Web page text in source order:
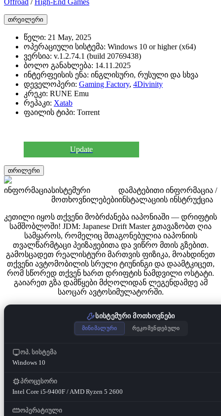
თრეილერი
წელი: 21 May, 2025
ოპერაციული სისტემა: Windows 10 or higher (x64)
ვერსია: v.1.2.74.1 (build 20769438)
ბოლო განახლება: 14.11.2025
ინტერფეისის ენა: ინგლისური, რუსული და სხვა
დეველოპერი: Gaming Factory, 4Divinity
კრეკი: RUNE Emu
რეპაკი: Xatab
ფაილის ტიპი: Torrent
Update
თრილერი
ინფორმაციასისტემური
მოთხოვნილებები
დამატებითი ინფორმაცია /
ინსტალაციის ინსტრუქცია
კეთილი იყოს თქვენი მობრძანება იაპონიაში — დრიფტის
სამშობლოში! JDM: Japanese Drift Master გთავაზობთ ღია
სამყაროს, რომელიც შთაგონებულია იაპონიის
თვალწარმტაცი პეიზაჟებითა და ვიწრო მთის გზებით.
გამოსცადეთ რეალისტური მართვის ფიზიკა, მოახდინეთ
თქვენი ავტომობილის სრული ტიუნინგი და დაამტკიცეთ,
რომ სწორედ თქვენ ხართ დრიფტის ნამდვილი ოსტატი.
გაიარეთ გზა დამწყები მძღოლიდან ლეგენდამდე ამ
საოცარ ავტოსიმულატორში.
სისტემური მოთხოვნები
მინიმალური რეკომენდებული
ოპ. სისტემა
Windows 10
პროცესორი
Intel Core i5-9400F / AMD Ryzen 5 2600
ოპერატიული